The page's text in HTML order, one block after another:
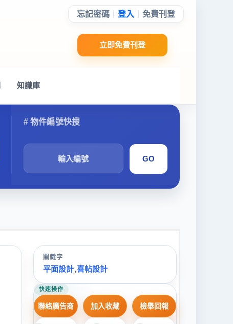
立即免費刊登
忘記密碼 登入 免費刊登
知識庫
尋
關鍵字
平面設計,喜帖設計
快速操作
聯絡廣告商 加入收藏 檢舉回報